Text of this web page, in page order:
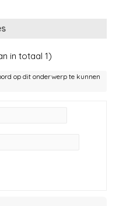
in totaal 1)
op dit onderwerp te kunnen